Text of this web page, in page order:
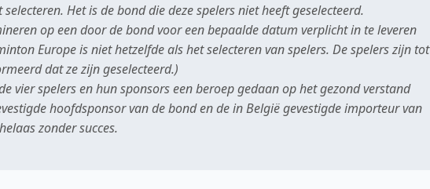
Het is de bond die deze spelers niet heeft geselecteerd.
op een door de bond voor een bepaalde datum verplicht in te leveren
Europe is niet hetzelfde als het selecteren van spelers. De spelers zijn tot
dat ze zijn geselecteerd.)
vier spelers en hun sponsors een beroep gedaan op het gezond verstand
hoofdsponsor van de bond en de in België gevestigde importeur van
zonder succes.